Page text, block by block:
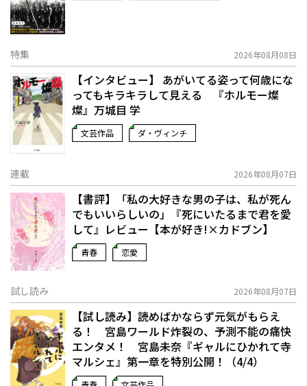
特集 2026年08月08日
【インタビュー】 あがいてる姿って何歳にな
ってもキラキラして見える 『ホルモー燦
燦』万城目 学
文芸作品 ダ・ヴィンチ
連載 2026年08月07日
【書評】「私の大好きな男の子は、私が死ん
でもいいらしいの」――『死にいたるまで君を愛
して』レビュー【本が好き!×カドブン】
青春 恋愛
試し読み 2026年08月07日
【試し読み】読めばかならず元気がもらえ
る！ 宮島ワールド炸裂の、予測不能の痛快
エンタメ！ 宮島未奈『ギャルにひかれて寺
マルシェ』第一章を特別公開！（4/4）